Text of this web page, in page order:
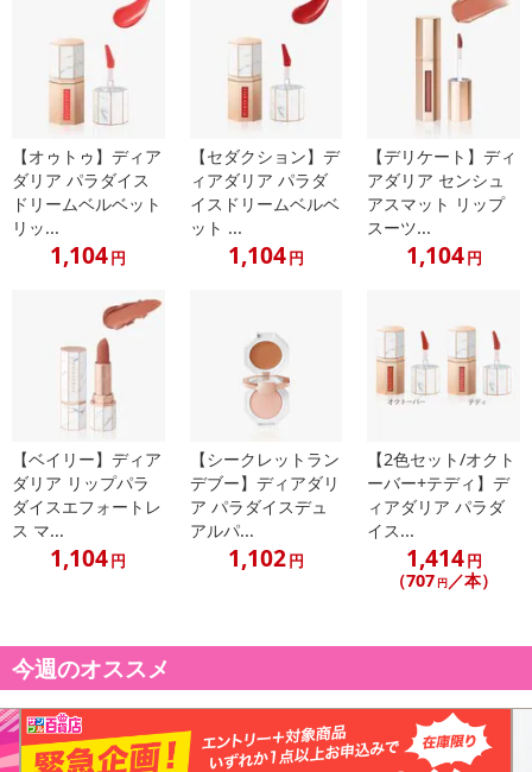
注意事項
【賞味・消費期限のある商品について】
商品到着時点でのお日持ち期間は、配送日数などにより異なります
のでご了承ください。
【キャンセルについて】
※お申込み後のキャンセルはお受けできません。
記載されている内容を必ずご確認いただき、お届けする商品セット
にご納得いただきましたうえでお申し込みください。
※パッケージ変更や商品リニューアル（成分など含む）等により、
参考の掲載画像や画像内のバーコードなど、お届け商品と多少異な
る場合がございます。
また、[新たな加工食品の原料原産地表示制度]の経過措置期間の終
了により、商品詳細内に記載の原産国・原材料の表記が旧表記の場
合がございます。
あらかじめご了承いただいた上でお申込みください。なお、本理由
によるお申込み後のキャンセル・返品交換は対応いたしかねます。
※d払い、PayPay、au PAY、au PAY（auかんたん決済）、ソフトバ
ンクまとめて支払い、楽天ペイ、メルペイ、AEON Pay、Amazon
Payでお支払いの場合、決済のため外部サイトへ遷移します。
※予約商品は決済手段ごとに定められた決済期限日にお支払いを完
了することがございます。ご了承いただいたうえでお申し込みくだ
【オゥトゥ】ディア
ダリア パラダイス
ドリームベルベット
リッ...
1,104円
【セダクション】デ
ィアダリア パラダ
イスドリームベルベ
ット ...
1,104円
【デリケート】ディ
アダリア センシュ
アスマット リップ
スーツ...
1,104円
【ベイリー】ディア
ダリア リップパラ
ダイスエフォートレ
ス マ...
1,104円
【シークレットラン
デブー】ディアダリ
ア パラダイスデュ
アルパ...
1,102円
【2色セット/オクト
ーバー+テディ】デ
ィアダリア パラダ
イス...
1,414円
（707 円／本）
今週のオススメ